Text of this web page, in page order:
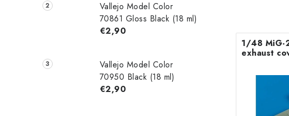
Vallejo Model Color
70861 Gloss Black (18 ml)
€2,90
Vallejo Model Color
70950 Black (18 ml)
€2,90
1/48 MiG-
exhaust